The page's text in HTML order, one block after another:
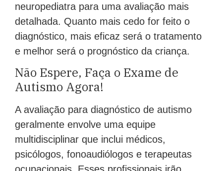
neuropediatra para uma avaliação mais
detalhada. Quanto mais cedo for feito o
diagnóstico, mais eficaz será o tratamento
e melhor será o prognóstico da criança.
Não Espere, Faça o Exame de
Autismo Agora!
A avaliação para diagnóstico de autismo
geralmente envolve uma equipe
multidisciplinar que inclui médicos,
psicólogos, fonoaudiólogos e terapeutas